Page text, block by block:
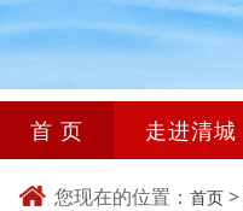
首 页 走进清城
您现在的位置： 首页 >